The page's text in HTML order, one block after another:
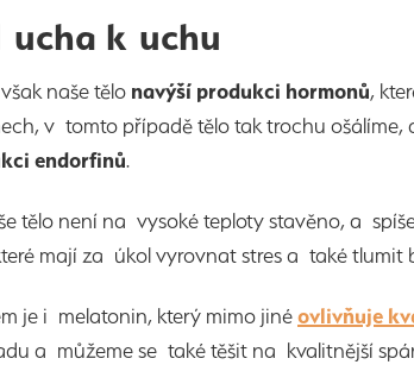
ucha k uchu
naše tělo navýší produkci hormonů,
v tomto případě tělo tak trochu ošálíme,
endorfinů.
tělo není na vysoké teploty stavěno, a
mají za úkol vyrovnat stres a také tlumit
je i melatonin, který mimo jinéovlivňuje
a můžeme se také těšit na kvalitnější